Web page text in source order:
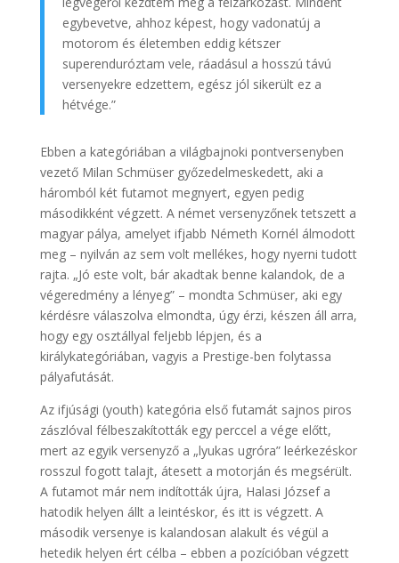
egybevetve, ahhoz képest, hogy vadonatúj a
motorom és életemben eddig kétszer
superenduróztam vele, ráadásul a hosszú távú
versenyekre edzettem, egész jól sikerült ez a
hétvége.”
Ebben a kategóriában a világbajnoki pontversenyben
vezető Milan Schmüser győzedelmeskedett, aki a
háromból két futamot megnyert, egyen pedig
másodikként végzett. A német versenyzőnek tetszett a
magyar pálya, amelyet ifjabb Németh Kornél álmodott
meg – nyilván az sem volt mellékes, hogy nyerni tudott
rajta. „Jó este volt, bár akadtak benne kalandok, de a
végeredmény a lényeg” – mondta Schmüser, aki egy
kérdésre válaszolva elmondta, úgy érzi, készen áll arra,
hogy egy osztállyal feljebb lépjen, és a
királykategóriában, vagyis a Prestige-ben folytassa
pályafutását.
Az ifjúsági (youth) kategória első futamát sajnos piros
zászlóval félbeszakították egy perccel a vége előtt,
mert az egyik versenyző a „lyukas ugróra” leérkezéskor
rosszul fogott talajt, átesett a motorján és megsérült.
A futamot már nem indították újra, Halasi József a
hatodik helyen állt a leintéskor, és itt is végzett. A
második versenye is kalandosan alakult és végül a
hetedik helyen ért célba – ebben a pozícióban végzett